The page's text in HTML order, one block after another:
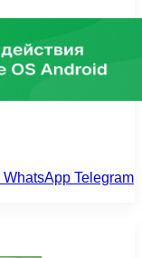
WhatsApp Telegram